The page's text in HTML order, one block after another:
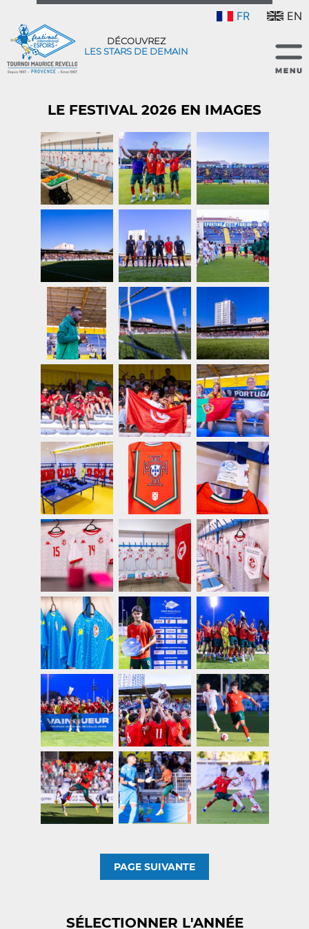
FR EN
DÉCOUVREZ
LES STARS DE DEMAIN
LE FESTIVAL 2026 EN IMAGES
PAGE SUIVANTE
SÉLECTIONNER L'ANNÉE